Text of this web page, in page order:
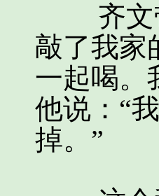
齐文带
敲了我家
一起喝。
他说：“
掉。”